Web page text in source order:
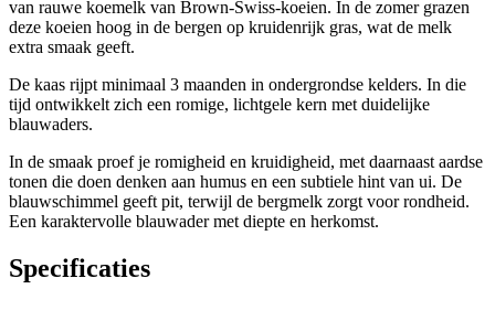
van rauwe koemelk van Brown-Swiss-koeien. In de zomer grazen
deze koeien hoog in de bergen op kruidenrijk gras, wat de melk
extra smaak geeft.
De kaas rijpt minimaal 3 maanden in ondergrondse kelders. In die
tijd ontwikkelt zich een romige, lichtgele kern met duidelijke
blauwaders.
In de smaak proef je romigheid en kruidigheid, met daarnaast aardse
tonen die doen denken aan humus en een subtiele hint van ui. De
blauwschimmel geeft pit, terwijl de bergmelk zorgt voor rondheid.
Een karaktervolle blauwader met diepte en herkomst.
Specificaties